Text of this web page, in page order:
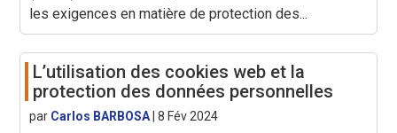
les exigences en matière de protection des...
L’utilisation des cookies web et la
protection des données personnelles
par Carlos BARBOSA |8 Fév 2024